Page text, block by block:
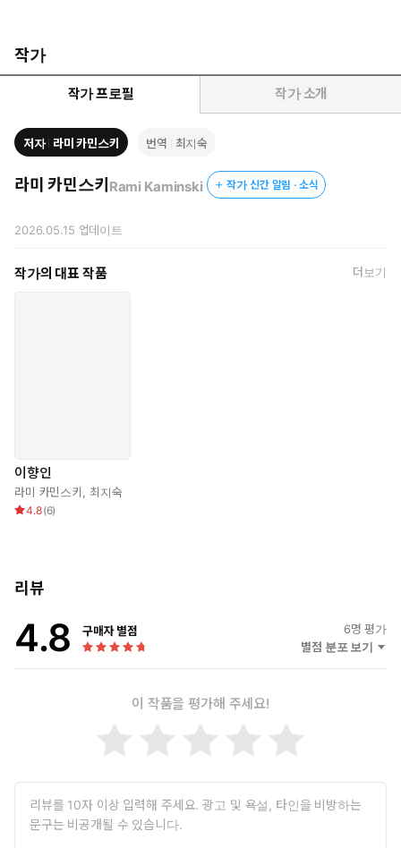
◎ 도서 소개
단체 채팅방의 새 알림을 읽지 않으면 불안해지고, '함께'라는 단어
가 당연시 되는 사회. 집단주의 문화는 오랫동안 효율과 안정, 연
대를 가능하게 했지만, 동시에 많은 사람을 지치게 해왔다. 정답
처럼 제시되는 감정에 동의해야 하고, 분위기에 맞춰 자신의 감정
과 리액션을 '수정'해야 하는 그 모든 순간, 우리는 차마 묻지 못한
질문이 하나 있다. ""우리는 정말 이렇게까지 연결돼야 하는가.""
질문에 답하기 위해 하나의 이름을 제시한다. 바로 '이향인(오트로버
다만 에너지를 얻는 방식이 다르고, 안정감을 느끼는 구조도 다르며,
이 책의 저자는 말한다. 그것은 결핍이 아니라 엄연히 다른 '구
조'라고. 고쳐야 할 성향이 아니라 이해되어야 할 기질이라고.
이향인은 특정 집단에 대한 강한 소속감으로 정체성을 형성하지 않
는 온순해 보일 수 있지만, 내면에는 집단의 강요에 대한 은밀한 저
이 책은 단순히 이향인을 위한 변명이 아니다. 오히려 집단주의에 피
로감을 느끼는 이들에게 건네는 또 하나의 언어다. 함께하기를 강요
하는 세상에서 조용히 나만의 삶을 꾸려가는 법. 연결이 기준이 된
대한 자책 대신 '다른 방식으로 나답게 살아도 된다'라는 자신에 대한
이해로 나아가게 하는 언어다. 이 책은 그 가능성을 진지하게, 그리
고 따뜻하게 제안한다.
작가
작가 프로필 작가 소개
저자 라미 카민스키 번역 최지숙
라미 카민스키 Rami Kaminski 작가 신간 알림 · 소식
2026.05.15 업데이트
작가의 대표 작품 더보기
이향인
라미 카민스키, 최지숙
4.8(6)
리뷰
4.8 구매자 별점 6명 평가
별점 분포 보기
이 작품을 평가해 주세요!